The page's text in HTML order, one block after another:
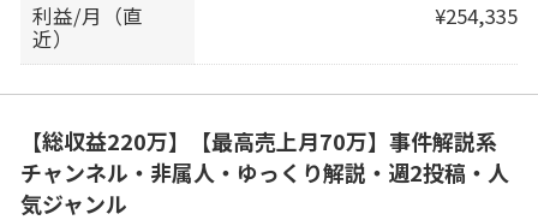
利益/月（直
近）
¥254,335
【総収益220万】【最高売上月70万】事件解説系
チャンネル・非属人・ゆっくり解説・週2投稿・人
気ジャンル